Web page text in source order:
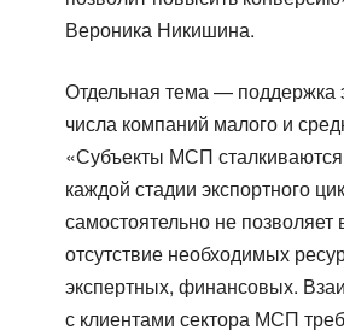
Вероника Никишина.
Отдельная тема — поддержка
числа компаний малого и
«Субъекты МСП
каждой стадии экспортного
самостоятельно не
отсутствие необходимых
экспертных, финансовых.
с клиентами сектора МСП